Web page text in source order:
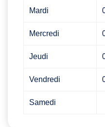
Mardi
Mercredi
Jeudi
Vendredi
Samedi